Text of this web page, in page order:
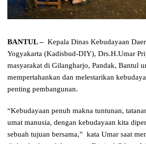
BANTUL – Kepala Dinas Kebudayaan
Yogyakarta (Kadisbud-DIY), Drs.H.Umar
masyarakat di Gilangharjo, Pandak, Bantul
mempertahankan dan melestarikan
penting pembangunan.
“Kebudayaan penuh makna tuntunan,
umat manusia, dengan kebudayaan kita
sebuah tujuan bersama,” kata Umar saat